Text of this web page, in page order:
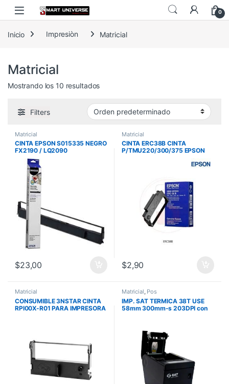
Skip to navigation
Skip to content
0
Inicio Impresiòn Matricial
Matricial
Mostrando los 10 resultados
Filters
Matricial
CINTA EPSON S015335 NEGRO
FX2190 / LQ2090
$23,00
Matricial
CINTA ERC38B CINTA
P/TMU220/300/375 EPSON
$2,90
Matricial
CONSUMIBLE 3NSTAR CINTA
RPI00X-R01 PARA IMPRESORA
Matricial, Pos
IMP. SAT TERMICA 38T USE
58mm 300mm-s 203DPI con